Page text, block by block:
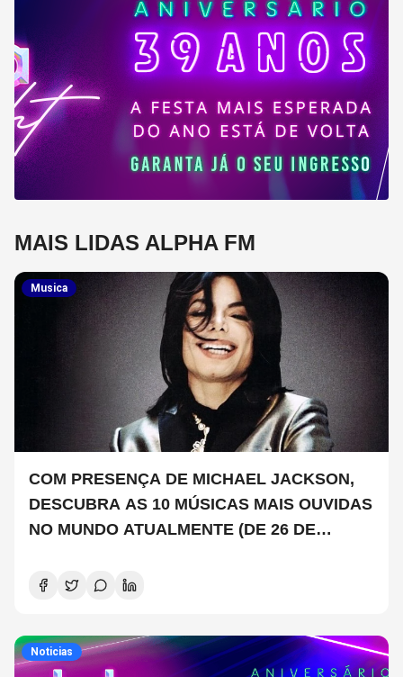
MAIS LIDAS ALPHA FM
Musica
COM PRESENÇA DE MICHAEL JACKSON,
DESCUBRA AS 10 MÚSICAS MAIS OUVIDAS
NO MUNDO ATUALMENTE (DE 26 DE
Noticias